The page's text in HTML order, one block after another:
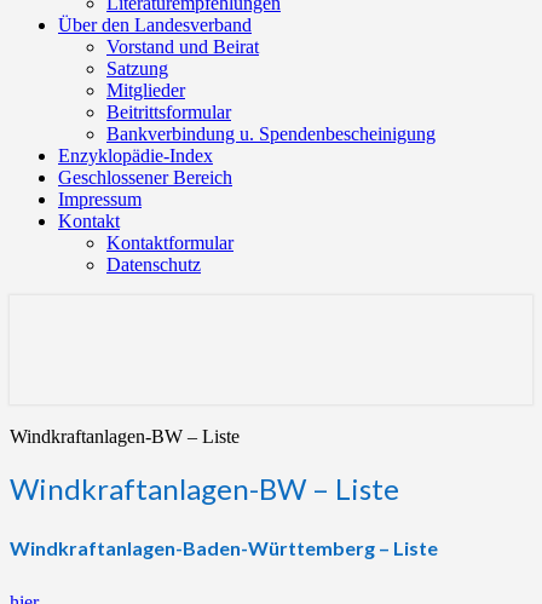
Über den Landesverband
Vorstand und Beirat
Satzung
Mitglieder
Beitrittsformular
Bankverbindung u. Spendenbescheinigung
Enzyklopädie-Index
Geschlossener Bereich
Impressum
Kontakt
Kontaktformular
Datenschutz
Windkraftanlagen
Windkraftanlagen-BW – Liste
Windkraftanlagen-BW – Liste
Windkraftanlagen-Baden-Württemberg – Liste